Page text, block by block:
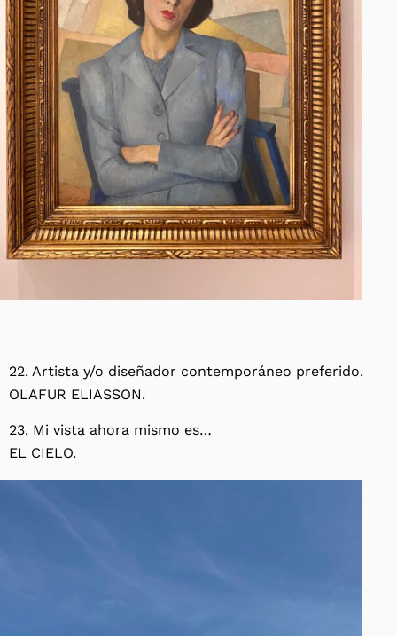
22. Artista y/o diseñador contemporáneo preferido.
OLAFUR ELIASSON.
23. Mi vista ahora mismo es…
EL CIELO.